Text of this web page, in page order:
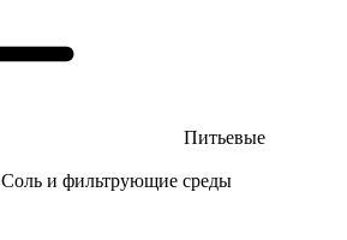
Питьевые
Соль и фильтрующие среды